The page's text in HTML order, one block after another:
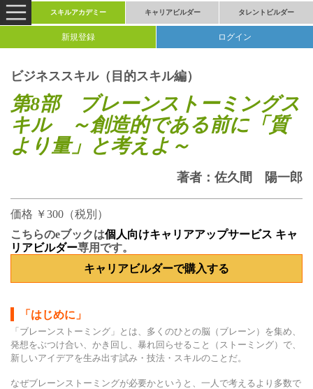
スキルアカデミー キャリアビルダー タレントビルダー
新規登録 ログイン
ビジネススキル（目的スキル編）
第8部 ブレーンストーミングス
キル ～創造的である前に「質
より量」と考えよ～
著者： 佐久間 陽一郎
価格 ￥300（税別）
こちらのeブックは個人向けキャリアアップサービス キャ
リアビルダー専用です。
キャリアビルダーで購入する
「はじめに」
「ブレーンストーミング」とは、多くのひとの脳（ブレーン）を集め、
発想をぶつけ合い、かき回し、暴れ回らせること（ストーミング）で、
新しいアイデアを生み出す試み・技法・スキルのことだ。
なぜブレーンストーミングが必要かというと、一人で考えるより多数で